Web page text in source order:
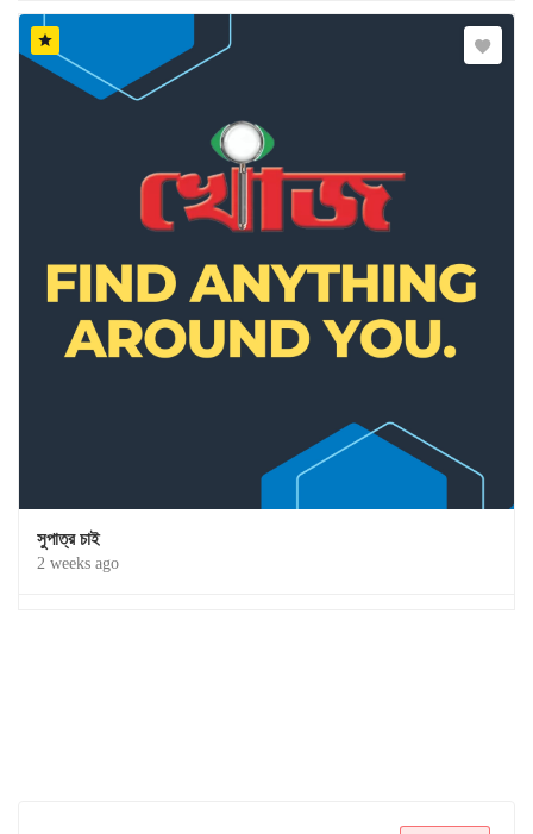
সুপাত্র চাই
2 weeks ago